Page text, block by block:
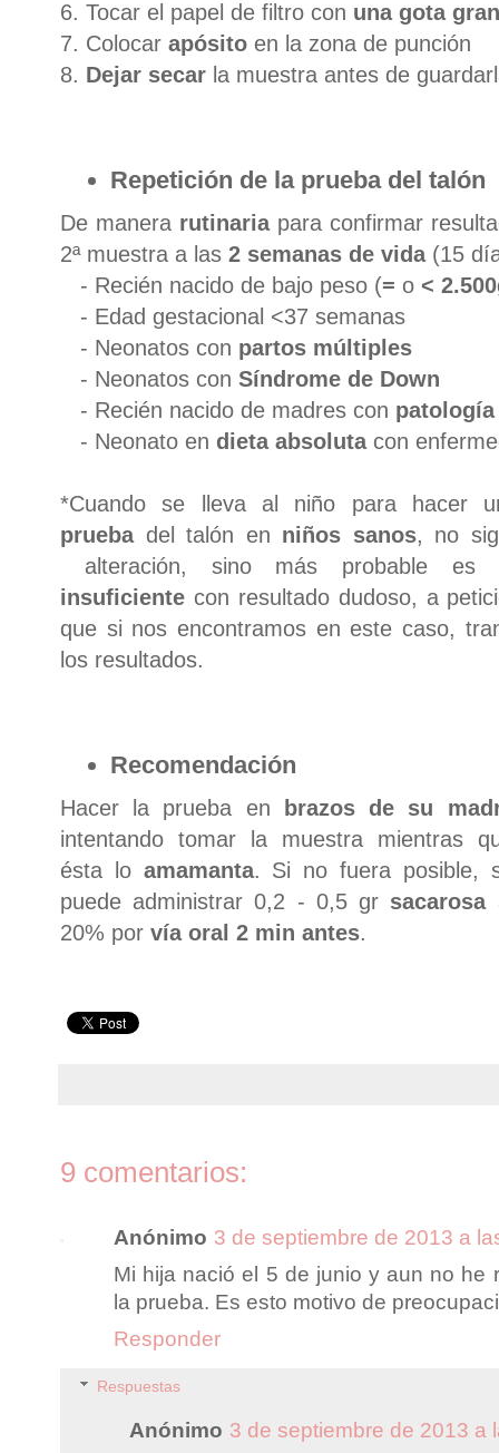
6. Tocar el papel de filtro con una gota
7. Colocar apósito en la zona de punción
8. Dejar secar la muestra antes de
Repetición de la prueba del talón
De manera rutinariapara confirmar
2ª muestra a las 2 semanas de vida(15
- Recién nacido de bajo peso (= o <
- Edad gestacional <37 semanas
- Neonatos con partos múltiples
- Neonatos con Síndrome de Down
- Recién nacido de madres con
- Neonato en dieta absolutacon
*Cuando se lleva al niño para hacer
pruebadel talón en niños sanos, no
alteración, sino más probable
insuficiente con resultado dudoso, a
que si nos encontramos en este caso,
los resultados.
Recomendación
Hacer la prueba en
brazos de su
intentando tomar la muestra mientras
ésta lo amamanta. Si no fuera posible,
puede administrar 0,2 - 0,5 gr sacarosa
20% por vía oral 2 min antes.
9 comentarios:
Anónimo 3 de septiembre de 2013 a
Mi hija nació el 5 de junio y aun no he
la prueba. Es esto motivo de
Responder
Respuestas
Anónimo 3 de septiembre de 2013 a